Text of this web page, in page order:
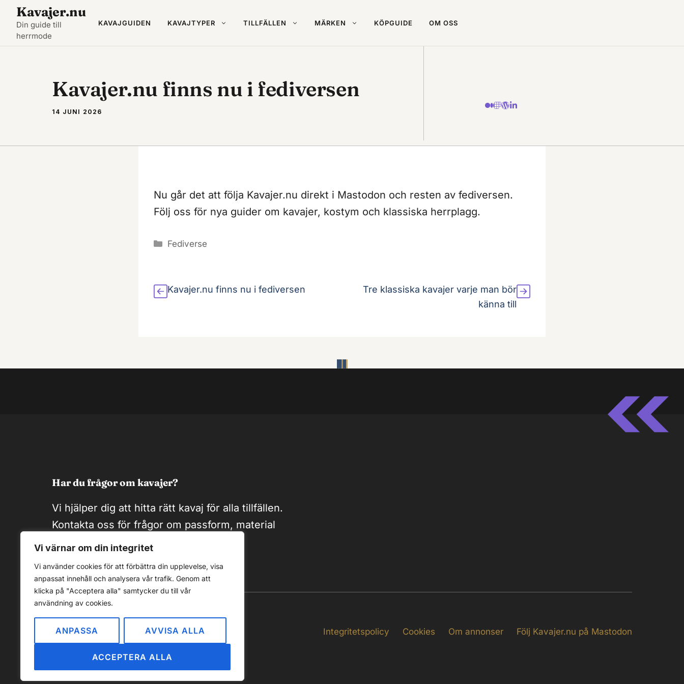
Vi värnar om din integritet
Vi använder cookies för att förbättra din upplevelse, visa
anpassat innehåll och analysera vår trafik. Genom att
klicka på "Acceptera alla" samtycker du till vår
användning av cookies.
ANPASSA AVVISA ALLA
ACCEPTERA ALLA
Hoppa
innehåll
Kavajer.nu
Din guide till
herrmode
KAVAJGUIDEN KAVAJTYPER TILLFÄLLEN MÄRKEN KÖPGUIDE OM OSS
Kavajer.nu finns nu i fediversen
14 JUNI 2026
Nu går det att följa Kavajer.nu direkt i Mastodon och resten av fediversen.
Följ oss för nya guider om kavajer, kostym och klassiska herrplagg.
Kategorier
Fediverse
Kavajer.nu finns nu i fediversen
Tre klassiska kavajer varje man bör
känna till
Har du frågor om kavajer?
Vi hjälper dig att hitta rätt kavaj för alla tillfällen.
Kontakta oss för frågor om passform, material
eller stilråd.
KONTAKTA OSS
© 2026 Kavajer.nu Integritetspolicy Cookies Om annonser Följ Kavajer.nu på Mastodon